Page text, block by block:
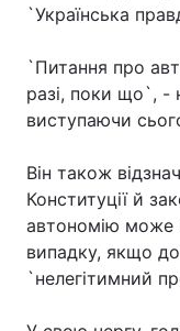
`Українська
`Питання про
разі, поки що`, -
виступаючи
Він також
Конституції й
автономію може
випадку, якщо
`нелегітимний